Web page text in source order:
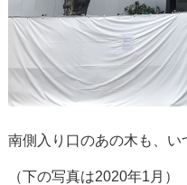
南側入り口のあの木も、い
（下の写真は2020年1月）